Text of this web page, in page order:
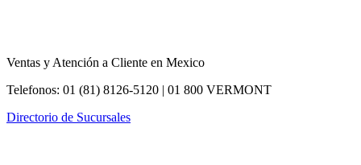
Ventas y Atención a Cliente en Mexico
Telefonos: 01 (81) 8126-5120 | 01 800 VERMONT
Directorio de Sucursales